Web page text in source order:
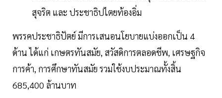
สุจริต และ ประชาธิปไตยท้องอิ่ม
พรรคประชาธิปัตย์ มีการเสนอนโยบายแบ่งออกเป็น 4
ด้าน ได้แก่ เกษตรทันสมัย, สวัสดิการตลอดชีพ, เศรษฐกิจ
การค้า, การศึกษาทันสมัย รวมใช้งบประมาณทั้งสิ้น
685,400 ล้านบาท